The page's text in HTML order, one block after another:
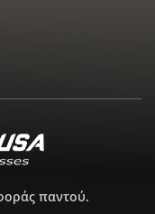
παντού.